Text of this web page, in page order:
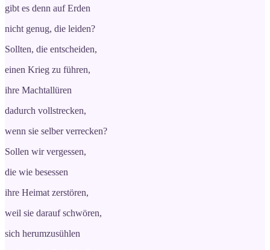
gibt es denn auf Erden
nicht genug, die leiden?
Sollten, die entscheiden,
einen Krieg zu führen,
ihre Machtallüren
dadurch vollstrecken,
wenn sie selber verrecken?
Sollen wir vergessen,
die wie besessen
ihre Heimat zerstören,
weil sie darauf schwören,
sich herumzusühlen